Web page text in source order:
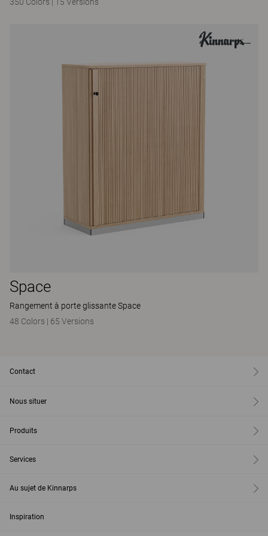
Space
Rangement à porte glissante Space
48 Colors | 65 Versions
Contact
Nous situer
Produits
Services
Au sujet de Kinnarps
Inspiration